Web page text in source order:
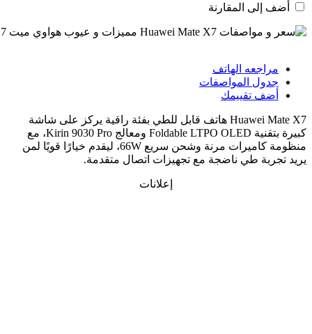
أضف إلى المقارنة
مراجعه الهاتف
جدول المواصفات
أضف تقييمك
Huawei Mate X7 هاتف قابل للطي بفئة راقية يركز على شاشة
كبيرة بتقنية Foldable LTPO OLED ومعالج Kirin 9030 Pro، مع
منظومة كاميرات مرنة وشحن سريع 66W، ليقدم خيارًا قويًا لمن
تجربة طي ناضجة مع تجهيزات اتصال متقدمة.
إعلانات